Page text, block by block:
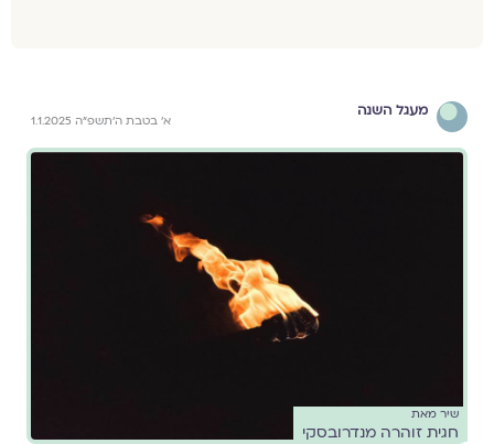
מעגל השנה
א׳ בטבת ה׳תשפ״ה 1.1.2025
שיר מאת
חגית זוהרה מנדרובסקי